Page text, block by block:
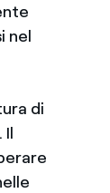
nel
di
Il